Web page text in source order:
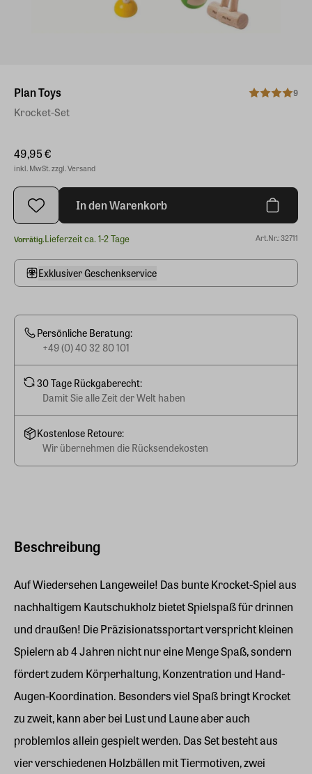
Beschreibung
Auf Wiedersehen Langeweile! Das bunte Krocket-Spiel aus
nachhaltigem Kautschukholz bietet Spielspaß für drinnen
und draußen! Die Präzisionatssportart verspricht kleinen
Spielern ab 4 Jahren nicht nur eine Menge Spaß, sondern
fördert zudem Körperhaltung, Konzentration und Hand-
Augen-Koordination. Besonders viel Spaß bringt Krocket
zu zweit, kann aber bei Lust und Laune aber auch
problemlos allein gespielt werden. Das Set besteht aus
vier verschiedenen Holzbällen mit Tiermotiven, zwei
Plan Toys 9
Krocket-Set
49,95 €
inkl. MwSt. zzgl. Versand
In den Warenkorb
Vorrätig.Lieferzeit ca. 1-2 Tage Art.Nr.: 32711
Exklusiver Geschenkservice
Persönliche Beratung:
+49 (0) 40 32 80 101
30 Tage Rückgaberecht:
Damit Sie alle Zeit der Welt haben
Kostenlose Retoure:
Wir übernehmen die Rücksendekosten